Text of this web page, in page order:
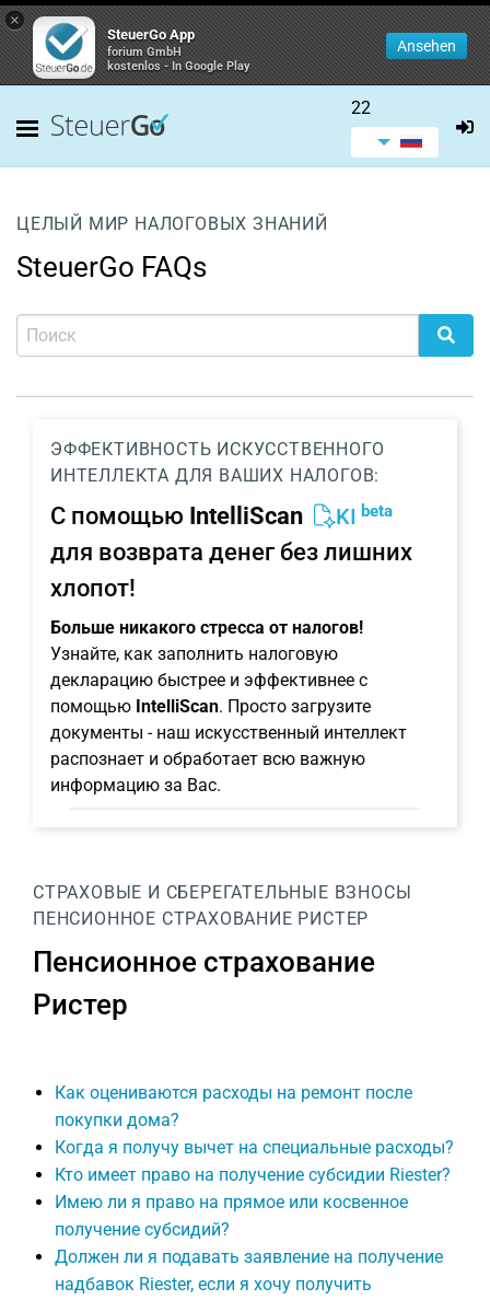
×
SteuerGo App
forium GmbH
kostenlos - In Google Play
Ansehen
22
ЦЕЛЫЙ МИР НАЛОГОВЫХ ЗНАНИЙ
SteuerGo FAQs
ЭФФЕКТИВНОСТЬ ИСКУССТВЕННОГО
ИНТЕЛЛЕКТА ДЛЯ ВАШИХ НАЛОГОВ:
С помощью IntelliScan KI beta
для возврата денег без лишних
хлопот!
Больше никакого стресса от налогов!
Узнайте, как заполнить налоговую
декларацию быстрее и эффективнее с
помощью IntelliScan. Просто загрузите
документы - наш искусственный интеллект
распознает и обработает всю важную
информацию за Вас.
СТРАХОВЫЕ И СБЕРЕГАТЕЛЬНЫЕ ВЗНОСЫ
ПЕНСИОННОЕ СТРАХОВАНИЕ РИСТЕР
Пенсионное страхование
Ристер
Как оцениваются расходы на ремонт после
покупки дома?
Когда я получу вычет на специальные расходы?
Кто имеет право на получение субсидии Riester?
Имею ли я право на прямое или косвенное
получение субсидий?
Должен ли я подавать заявление на получение
надбавок Riester, если я хочу получить